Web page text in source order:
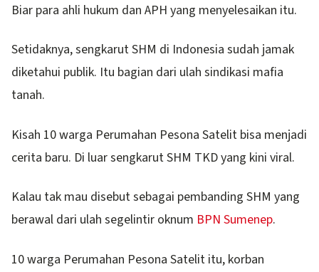
Biar para ahli hukum dan APH yang menyelesaikan itu.
Setidaknya, sengkarut SHM di Indonesia sudah jamak
diketahui publik. Itu bagian dari ulah sindikasi mafia
tanah.
Kisah 10 warga Perumahan Pesona Satelit bisa menjadi
cerita baru. Di luar sengkarut SHM TKD yang kini viral.
Kalau tak mau disebut sebagai pembanding SHM yang
berawal dari ulah segelintir oknum BPN Sumenep.
10 warga Perumahan Pesona Satelit itu, korban